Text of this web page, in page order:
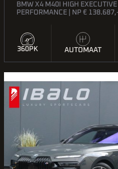
BMW X4 M40I HIGH
PERFORMANCE | NP € 138.687,-
360PK AUTOMAAT